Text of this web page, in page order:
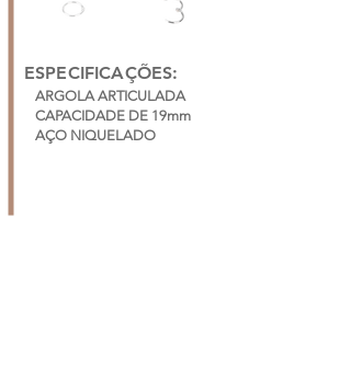
ESPECIFICAÇÕES:
ARGOLA ARTICULADA
CAPACIDADE DE 19mm
AÇO NIQUELADO